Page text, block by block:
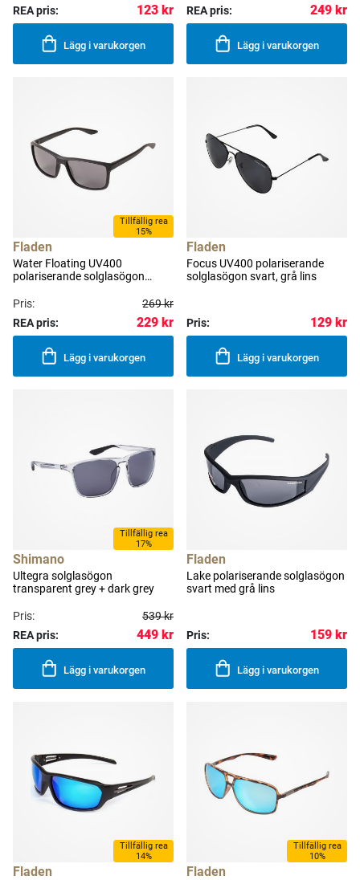
REA pris: 123 kr
Lägg i varukorgen
REA pris: 249 kr
Lägg i varukorgen
Tillfällig rea
15%
Fladen
Water Floating UV400
polariserande solglasögon
Pris:
269 kr
REA pris:
229 kr
Lägg i varukorgen
Fladen
Focus UV400 polariserande
solglasögon svart, grå lins
Pris: 129 kr
Lägg i varukorgen
Tillfällig rea
17%
Shimano
Ultegra solglasögon
transparent grey + dark grey
Pris:
539 kr
REA pris:
449 kr
Lägg i varukorgen
Fladen
Lake polariserande solglasögon
svart med grå lins
Pris: 159 kr
Lägg i varukorgen
Tillfällig rea
14%
Fladen
Tillfällig rea
10%
Fladen